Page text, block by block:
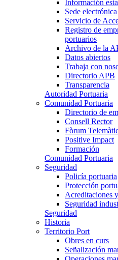
Información
Sede electrónica
Servicio de
Registro de
portuarios
Archivo de la
Datos abiertos
Trabaja con
Directorio APB
Transparencia
Autoridad Portuaria
Comunidad Portuaria
Directorio de
Consell Rector
Fòrum
Positive Impact
Formación
Comunidad Portuaria
Seguridad
Policía portuaria
Protección
Acreditaciones
Seguridad
Seguridad
Historia
Territorio Port
Obres en curs
Señalización